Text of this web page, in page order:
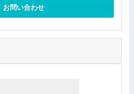
お問い合わせ